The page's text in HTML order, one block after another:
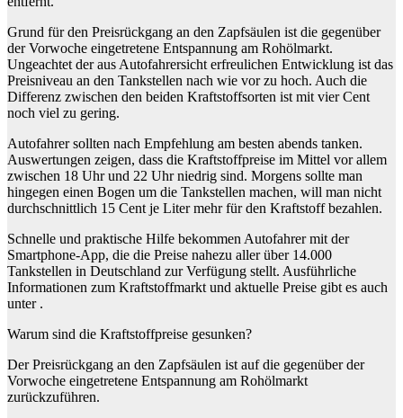
Grund für den Preisrückgang an den Zapfsäulen ist die gegenüber
der Vorwoche eingetretene Entspannung am Rohölmarkt.
Ungeachtet der aus Autofahrersicht erfreulichen Entwicklung ist das
Preisniveau an den Tankstellen nach wie vor zu hoch. Auch die
Differenz zwischen den beiden Kraftstoffsorten ist mit vier Cent
noch viel zu gering.
Autofahrer sollten nach Empfehlung am besten abends tanken.
Auswertungen zeigen, dass die Kraftstoffpreise im Mittel vor allem
zwischen 18 Uhr und 22 Uhr niedrig sind. Morgens sollte man
hingegen einen Bogen um die Tankstellen machen, will man nicht
durchschnittlich 15 Cent je Liter mehr für den Kraftstoff bezahlen.
Schnelle und praktische Hilfe bekommen Autofahrer mit der
Smartphone-App, die die Preise nahezu aller über 14.000
Tankstellen in Deutschland zur Verfügung stellt. Ausführliche
Informationen zum Kraftstoffmarkt und aktuelle Preise gibt es auch
unter .
Warum sind die Kraftstoffpreise gesunken?
Der Preisrückgang an den Zapfsäulen ist auf die gegenüber der
Vorwoche eingetretene Entspannung am Rohölmarkt
zurückzuführen.